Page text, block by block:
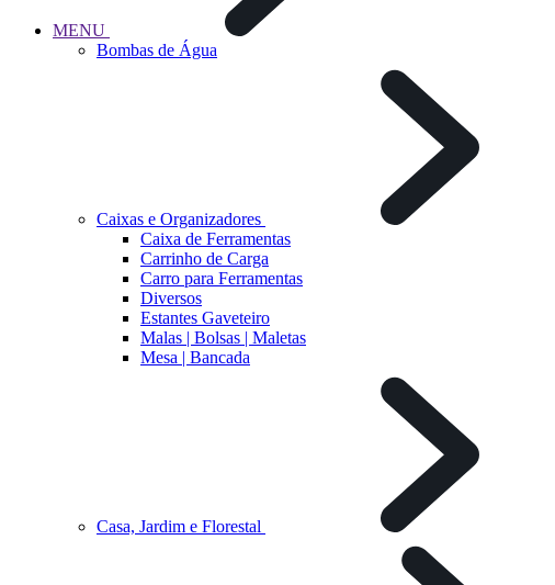
MENU
Bombas de Água
Caixas e Organizadores
Caixa de Ferramentas
Carrinho de Carga
Carro para Ferramentas
Diversos
Estantes Gaveteiro
Malas | Bolsas | Maletas
Mesa | Bancada
Casa, Jardim e Florestal